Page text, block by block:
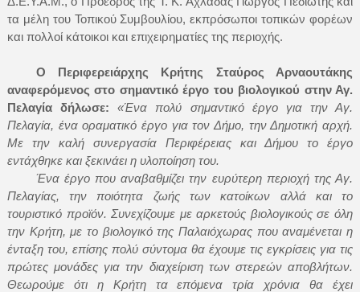
τα μέλη του Τοπικού Συμβουλίου, εκπρόσωποι τοπικών φορέων
και πολλοί κάτοικοι και επιχειρηματίες της περιοχής.
Ο Περιφερειάρχης Κρήτης Σταύρος Αρναουτάκης
αναφερόμενος στο σημαντικό έργο του βιολογικού στην Αγ.
Πελαγία δήλωσε:«Ένα πολύ σημαντικό έργο για την Αγ.
Πελαγία, ένα οραματικό έργο για τον Δήμο, την Δημοτική αρχή.
Με την καλή συνεργασία Περιφέρειας και Δήμου το έργο
εντάχθηκε και ξεκινάει η υλοποίηση του.
Ένα έργο που αναβαθμίζει την ευρύτερη περιοχή της Αγ.
Πελαγίας, την ποιότητα ζωής των κατοίκων αλλά και το
τουριστικό προϊόν. Συνεχίζουμε με αρκετούς βιολογικούς σε όλη
την Κρήτη, με το βιολογικό της Παλαιόχωρας που αναμένεται η
ένταξη του, επίσης πολύ σύντομα θα έχουμε τις εγκρίσεις για τις
πρώτες μονάδες για την διαχείριση των στερεών αποβλήτων.
Θεωρούμε ότι η Κρήτη τα επόμενα τρία χρόνια θα έχει